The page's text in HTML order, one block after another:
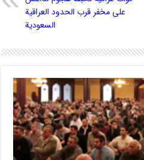
على مخفر قرب الحدود العراقية
السعودية